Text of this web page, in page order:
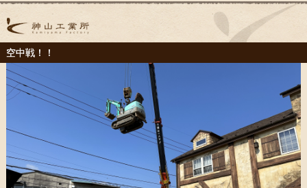
空中戦！！